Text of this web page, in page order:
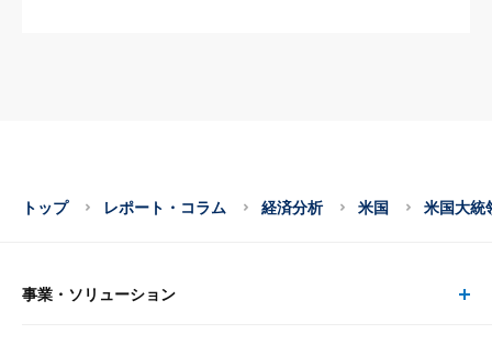
トップ レポート・コラム 経済分析 米国 米国大統
事業・ソリューション